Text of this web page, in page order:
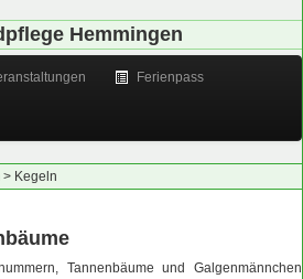
Hemmingen
Ferienpass
> Kegeln
Tannenbäume und Galgenmännchen